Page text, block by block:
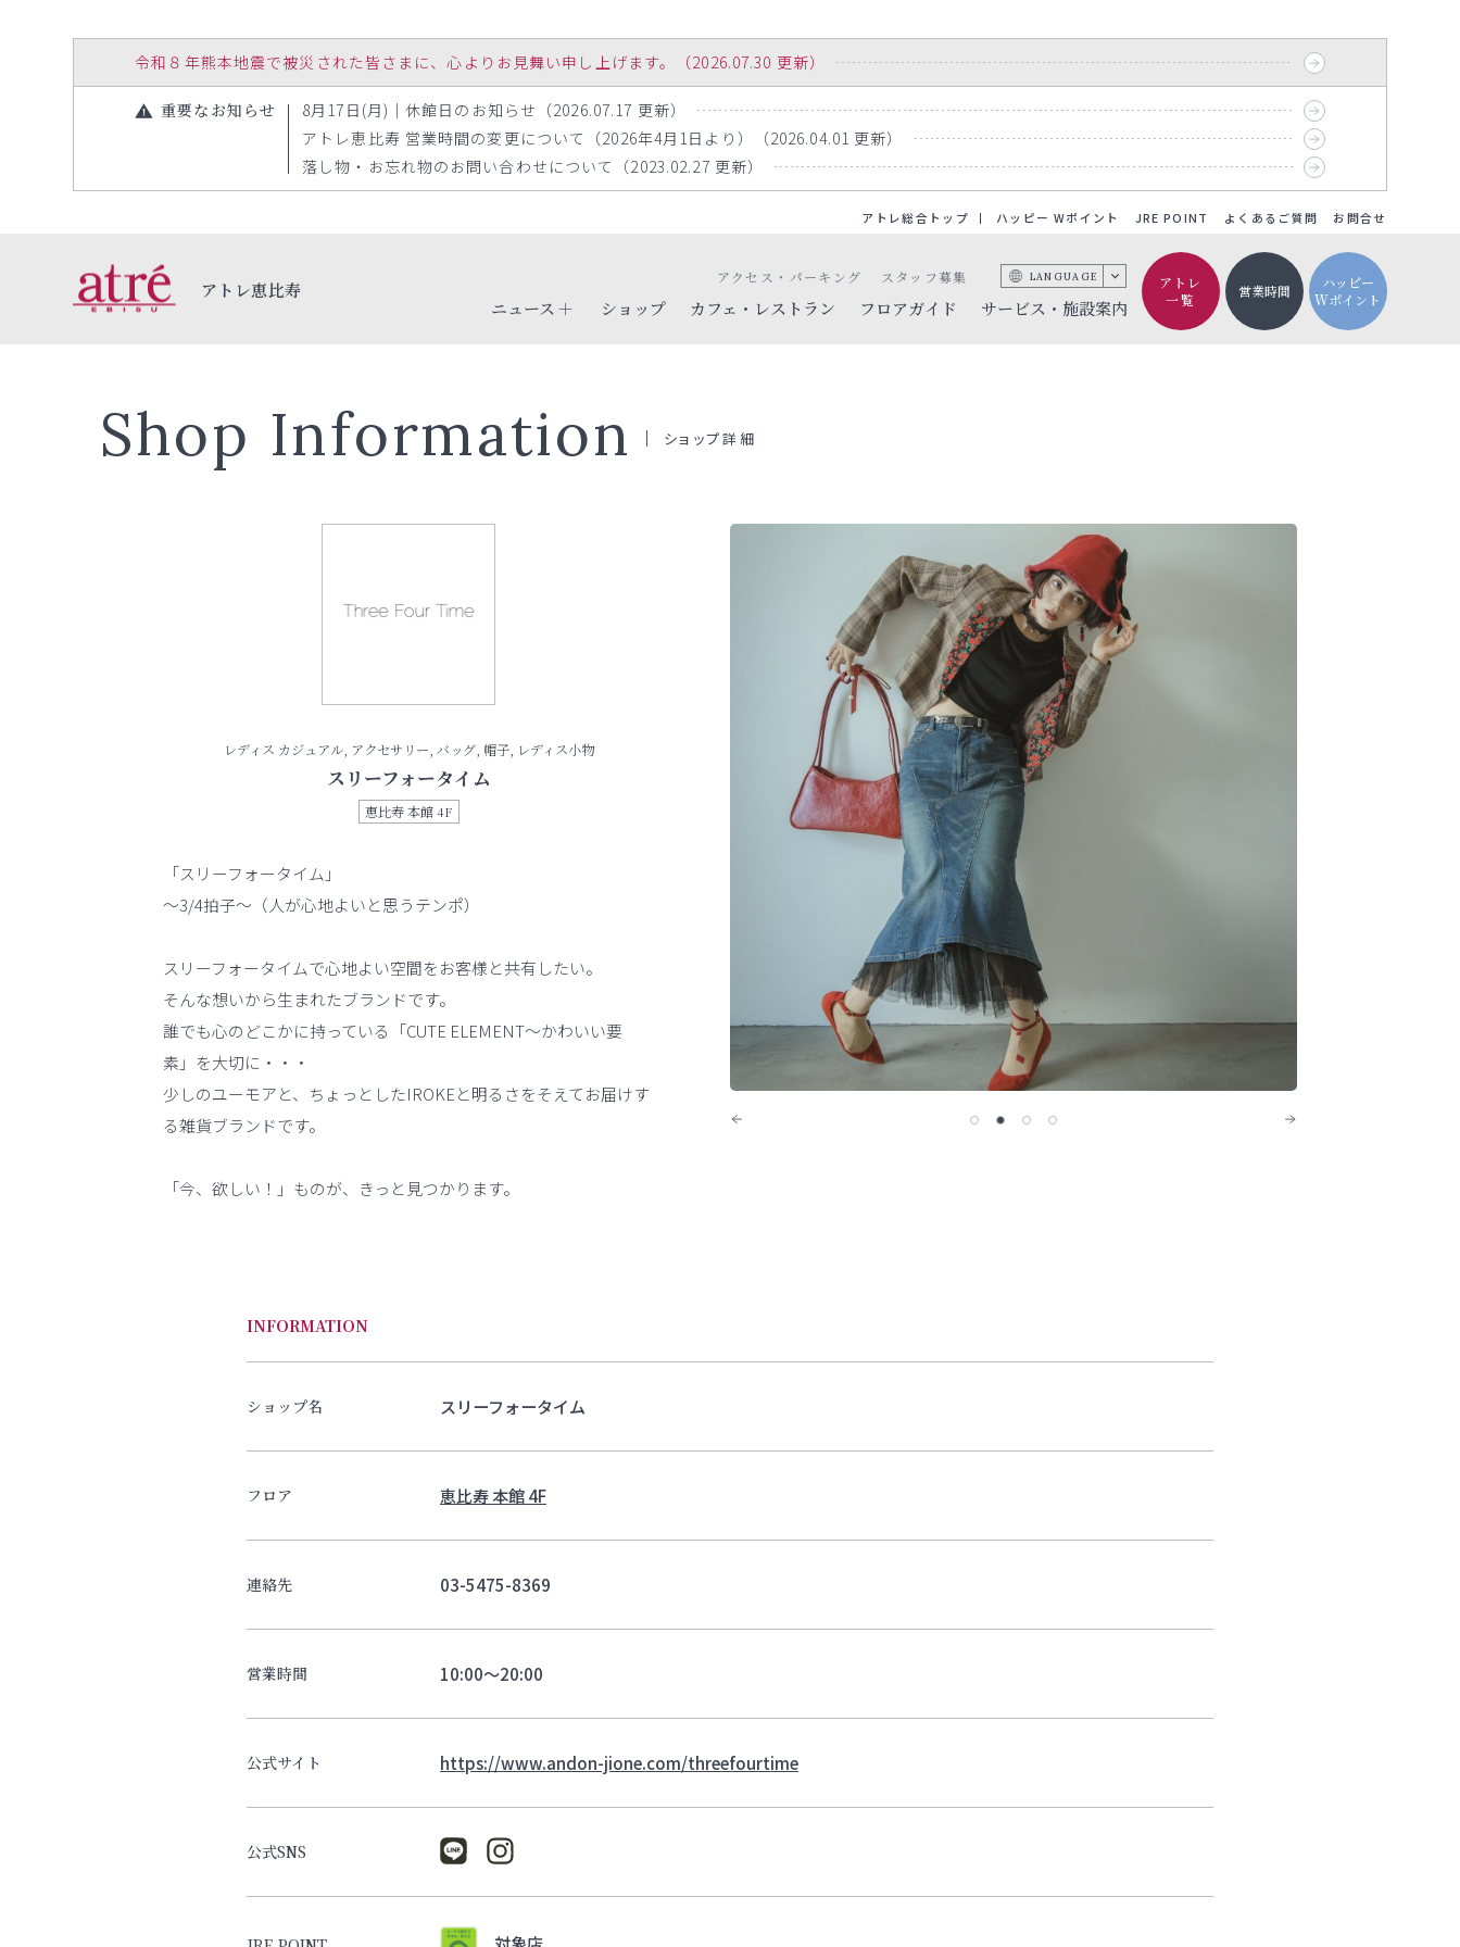
令和８年熊本地震で被災された皆さまに、心よりお見舞い申し上げます。（2026.07.30 更新）
重要なお知らせ
8月17日(月)｜休館日のお知らせ（2026.07.17 更新）
アトレ恵比寿 営業時間の変更について（2026年4月1日より）（2026.04.01 更新）
落し物・お忘れ物のお問い合わせについて（2023.02.27 更新）
アトレ総合トップ ハッピー Wポイント JRE POINT よくあるご質問 お問合せ
アトレ恵比寿
ニュース
ショップ カフェ・レストラン フロアガイド サービス・施設案内
アクセス・パーキング スタッフ募集 LANGUAGE
アトレ
一覧
営業時間
ハッピー
Wポイント
Shop Information ショップ詳細
レディス カジュアル, アクセサリー, バッグ, 帽子, レディス小物
スリーフォータイム
恵比寿 本館 4F
「スリーフォータイム」
～3/4拍子～（人が心地よいと思うテンポ）
スリーフォータイムで心地よい空間をお客様と共有したい。
そんな想いから生まれたブランドです。
誰でも心のどこかに持っている「CUTE ELEMENT～かわいい要
素」を大切に・・・
少しのユーモアと、ちょっとしたIROKEと明るさをそえてお届けす
る雑貨ブランドです。
「今、欲しい！」ものが、きっと見つかります。
INFORMATION
ショップ名 スリーフォータイム
フロア 恵比寿 本館 4F
連絡先 03-5475-8369
営業時間 10:00～20:00
公式サイト https://www.andon-jione.com/threefourtime
公式SNS